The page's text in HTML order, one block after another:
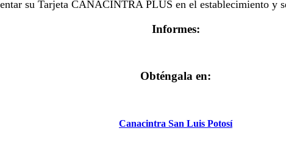
su Tarjeta CANACINTRA PLUS en el establecimiento y
Informes:
Obténgala en:
Canacintra San Luis Potosí